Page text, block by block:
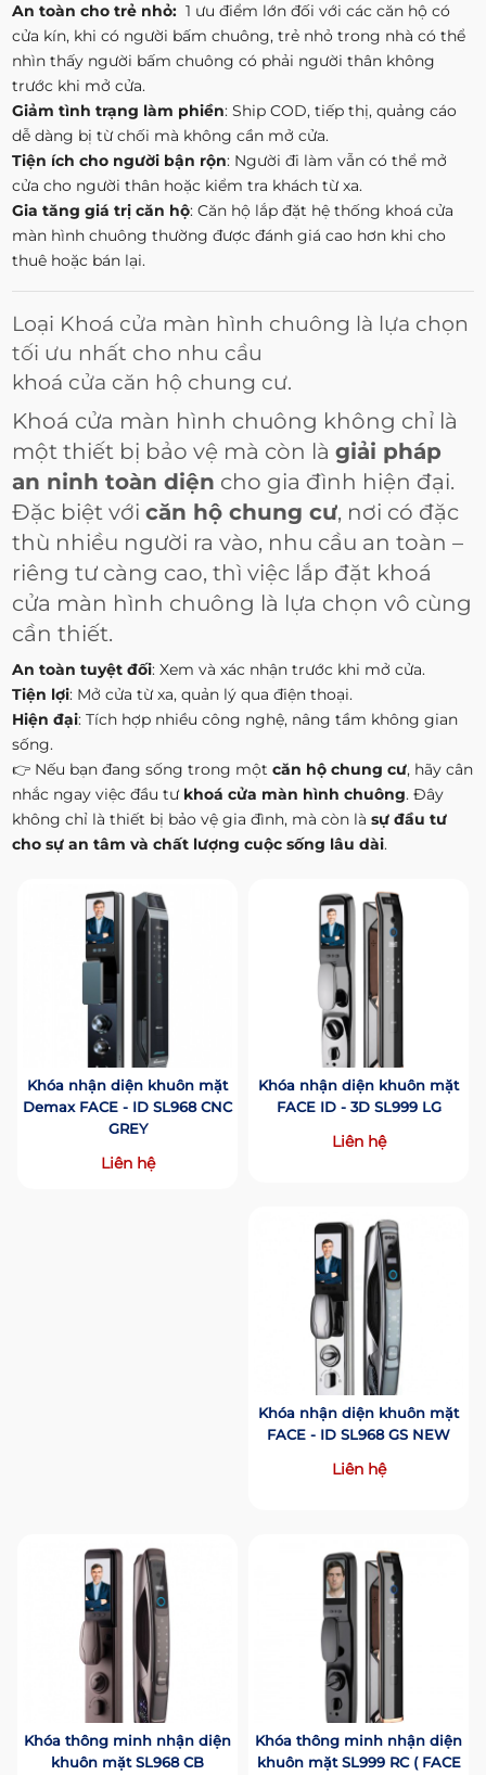
An toàn cho trẻ nhỏ: 1 ưu điểm lớn đối với các căn hộ có
cửa kín, khi có người bấm chuông, trẻ nhỏ trong nhà có thể
nhìn thấy người bấm chuông có phải người thân không
trước khi mở cửa.
Giảm tình trạng làm phiền: Ship COD, tiếp thị, quảng cáo
dễ dàng bị từ chối mà không cần mở cửa.
Tiện ích cho người bận rộn: Người đi làm vẫn có thể mở
cửa cho người thân hoặc kiểm tra khách từ xa.
Gia tăng giá trị căn hộ: Căn hộ lắp đặt hệ thống khoá cửa
màn hình chuông thường được đánh giá cao hơn khi cho
thuê hoặc bán lại.
Loại Khoá cửa màn hình chuông là lựa chọn
tối ưu nhất cho nhu cầu
khoá cửa căn hộ chung cư.
Khoá cửa màn hình chuông không chỉ là
một thiết bị bảo vệ mà còn là giải pháp
an ninh toàn diện cho gia đình hiện đại.
Đặc biệt với căn hộ chung cư, nơi có đặc
thù nhiều người ra vào, nhu cầu an toàn –
riêng tư càng cao, thì việc lắp đặt khoá
cửa màn hình chuông là lựa chọn vô cùng
cần thiết.
An toàn tuyệt đối: Xem và xác nhận trước khi mở cửa.
Tiện lợi: Mở cửa từ xa, quản lý qua điện thoại.
Hiện đại: Tích hợp nhiều công nghệ, nâng tầm không gian
sống.
👉 Nếu bạn đang sống trong một căn hộ chung cư, hãy cân
nhắc ngay việc đầu tư khoá cửa màn hình chuông. Đây
không chỉ là thiết bị bảo vệ gia đình, mà còn là sự đầu tư
cho sự an tâm và chất lượng cuộc sống lâu dài.
Khóa nhận diện khuôn mặt
Demax FACE - ID SL968 CNC
GREY
Liên hệ
Khóa nhận diện khuôn mặt
FACE ID - 3D SL999 LG
Liên hệ
Khóa nhận diện khuôn mặt
FACE - ID SL968 GS NEW
Liên hệ
Khóa thông minh nhận diện
khuôn mặt SL968 CB
Khóa thông minh nhận diện
khuôn mặt SL999 RC ( FACE